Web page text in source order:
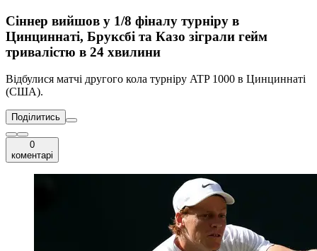
Сіннер вийшов у 1/8 фіналу турніру в
Цинциннаті, Бруксбі та Казо зіграли гейм
тривалістю в 24 хвилини
Відбулися матчі другого кола турніру ATP 1000 в Цинциннаті
(США).
Поділитись
0
коментарі